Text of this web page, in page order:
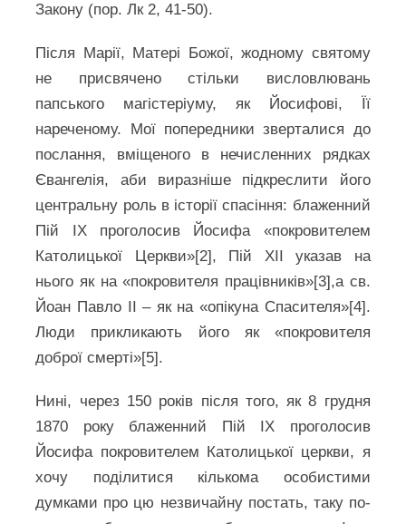
Закону (пор. Лк 2, 41-50).
Після Марії, Матері Божої, жодному святому
не присвячено стільки висловлювань
папського магістеріуму, як Йосифові, Її
нареченому. Мої попередники зверталися до
послання, вміщеного в нечисленних рядках
Євангелія, аби виразніше підкреслити його
центральну роль в історії спасіння: блаженний
Пій ІХ проголосив Йосифа «покровителем
Католицької Церкви»[2], Пій XII указав на
нього як на «покровителя працівників»[3],а св.
Йоан Павло ІІ – як на «опікуна Спасителя»[4].
Люди прикликають його як «покровителя
доброї смерті»[5].
Нині, через 150 років після того, як 8 грудня
1870 року блаженний Пій ІХ проголосив
Йосифа покровителем Католицької церкви, я
хочу поділитися кількома особистими
думками про цю незвичайну постать, таку по-